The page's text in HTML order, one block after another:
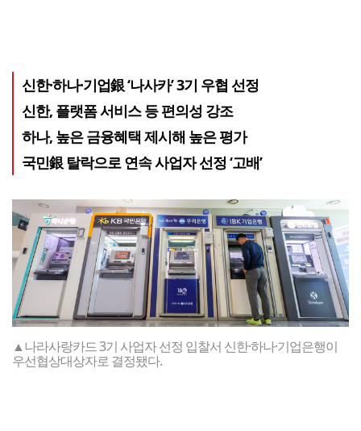
신한·하나·기업銀 ‘나사카’ 3기 우협 선정
신한, 플랫폼 서비스 등 편의성 강조
하나, 높은 금융혜택 제시해 높은 평가
국민銀 탈락으로 연속 사업자 선정 ‘고배’
▲나라사랑카드 3기 사업자 선정 입찰서 신한·하나·기업은행이
우선협상대상자로 결정됐다.